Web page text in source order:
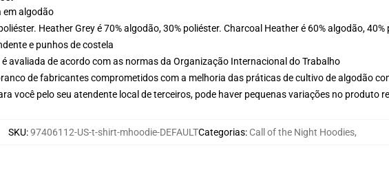
em algodão
Heather Grey é 70% algodão, 30% poliéster. Charcoal Heather é 60% algodão, 40%
e punhos de costela
avaliada de acordo com as normas da Organização Internacional do Trabalho
de fabricantes comprometidos com a melhoria das práticas de cultivo de algodão
você pelo seu atendente local de terceiros, pode haver pequenas variações no produto
SKU:97406112-US-t-shirt-mhoodie-DEFAULTCategorias: Call of the Night Hoodies,